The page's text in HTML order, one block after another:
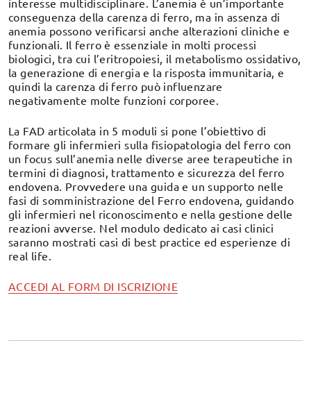
interesse multidisciplinare. L’anemia è un’importante
conseguenza della carenza di ferro, ma in assenza di
anemia possono verificarsi anche alterazioni cliniche e
funzionali. Il ferro è essenziale in molti processi
biologici, tra cui l’eritropoiesi, il metabolismo ossidativo,
la generazione di energia e la risposta immunitaria, e
quindi la carenza di ferro può influenzare
negativamente molte funzioni corporee.
La FAD articolata in 5 moduli si pone l’obiettivo di
formare gli infermieri sulla fisiopatologia del ferro con
un focus sull’anemia nelle diverse aree terapeutiche in
termini di diagnosi, trattamento e sicurezza del ferro
endovena. Provvedere una guida e un supporto nelle
fasi di somministrazione del Ferro endovena, guidando
gli infermieri nel riconoscimento e nella gestione delle
reazioni avverse. Nel modulo dedicato ai casi clinici
saranno mostrati casi di best practice ed esperienze di
real life.
ACCEDI AL FORM DI ISCRIZIONE